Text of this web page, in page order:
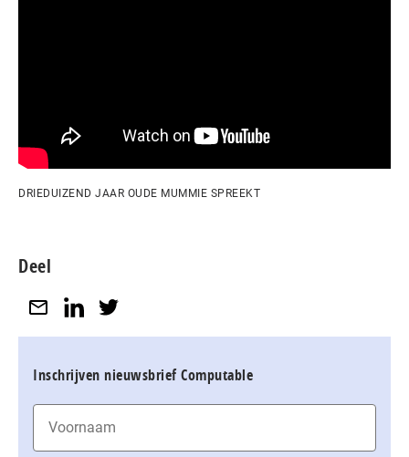
DRIEDUIZEND JAAR OUDE MUMMIE SPREEKT
Deel
Inschrijven nieuwsbrief Computable